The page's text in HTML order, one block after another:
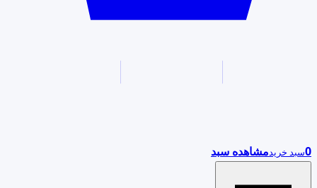
0سبد خریدمشاهده سبد